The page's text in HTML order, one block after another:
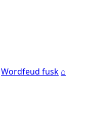
Wordfeud fusk ⌂